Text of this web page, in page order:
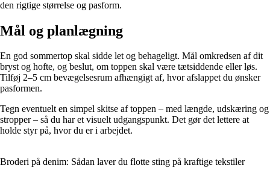
den rigtige størrelse og pasform.
Mål og planlægning
En god sommertop skal sidde let og behageligt. Mål omkredsen af dit
bryst og hofte, og beslut, om toppen skal være tætsiddende eller løs.
Tilføj 2–5 cm bevægelsesrum afhængigt af, hvor afslappet du ønsker
pasformen.
Tegn eventuelt en simpel skitse af toppen – med længde, udskæring og
stropper – så du har et visuelt udgangspunkt. Det gør det lettere at
holde styr på, hvor du er i arbejdet.
Broderi på denim: Sådan laver du flotte sting på kraftige tekstiler